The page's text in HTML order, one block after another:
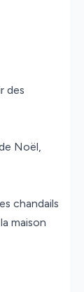
des
Noël,
chandails
maison